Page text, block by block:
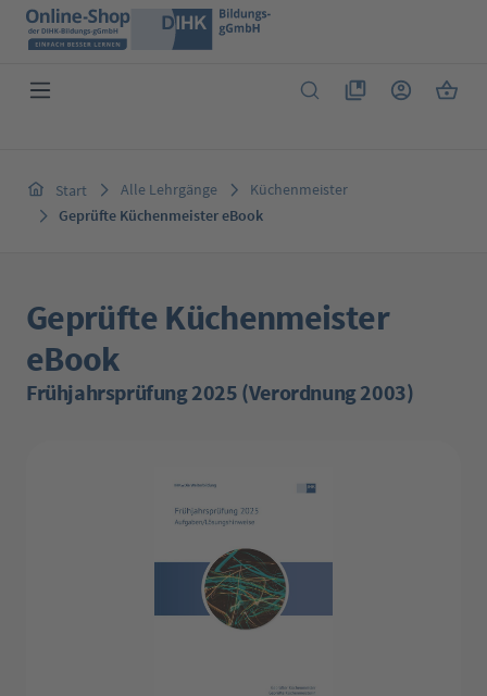
Zum Hauptinhalt springen
Du hast 0 Produkte
Start Alle Lehrgänge
Küchenmeister
Geprüfte Küchenmeister eBook
Geprüfte Küchenmeister
eBook
Frühjahrsprüfung 2025 (Verordnung 2003)